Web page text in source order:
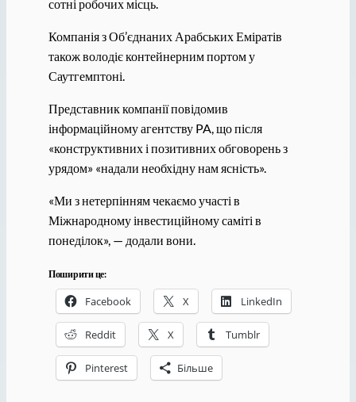
сотні робочих місць.
Компанія з Об’єднаних Арабських Еміратів
також володіє контейнерним портом у
Саутгемптоні.
Представник компанії повідомив
інформаційному агентству PA, що після
«конструктивних і позитивних обговорень з
урядом» «надали необхідну нам ясність».
«Ми з нетерпінням чекаємо участі в
Міжнародному інвестиційному саміті в
понеділок», — додали вони.
Поширити це:
Facebook X LinkedIn
Reddit X Tumblr
Pinterest Більше